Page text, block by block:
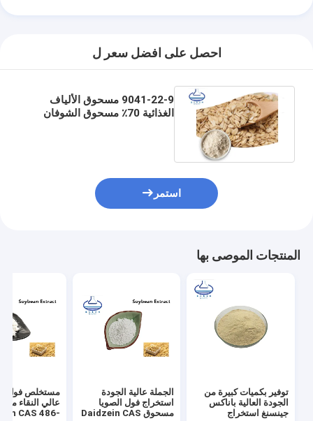
احصل على افضل سعر ل
9041-22-9 مسحوق الألياف
الغذائية 70٪ مسحوق الشوفان
استمر
المنتجات الموصى بها
توفير بكميات كبيرة من
الجودة العالية باناكس
جينسنغ استخراج
الجملة عالية الجودة
استخراج فول الصويا
مسحوق Daidzein CAS
مستخلص فول
عالي النقاء
CAS 486-